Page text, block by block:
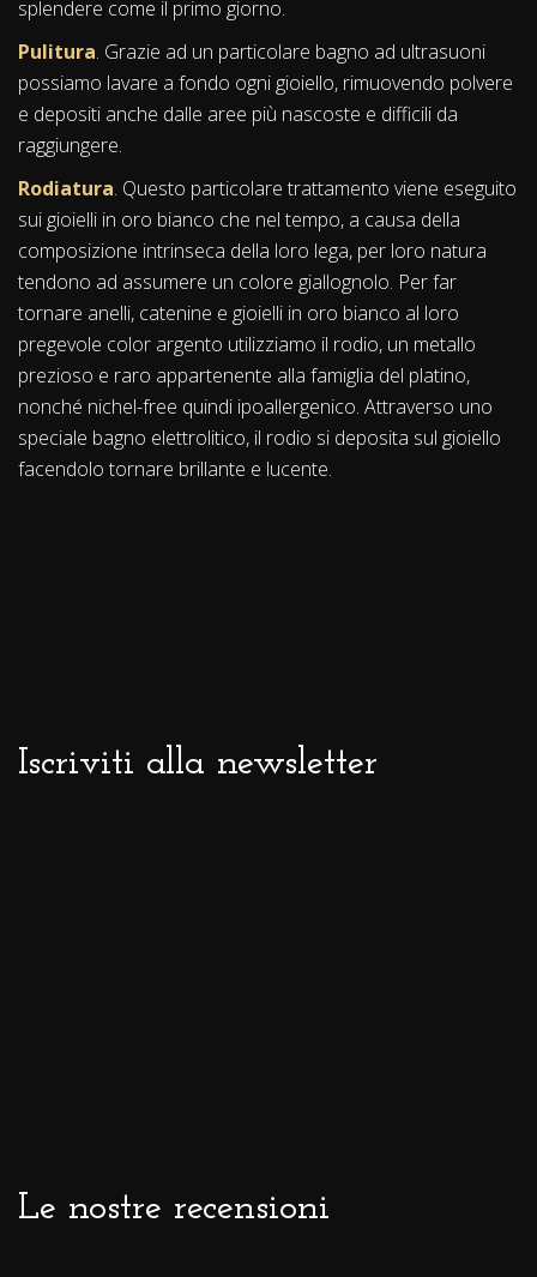
splendere come il primo giorno.
Pulitura. Grazie ad un particolare bagno ad ultrasuoni
possiamo lavare a fondo ogni gioiello, rimuovendo polvere
e depositi anche dalle aree più nascoste e difficili da
raggiungere.
Rodiatura. Questo particolare trattamento viene eseguito
sui gioielli in oro bianco che nel tempo, a causa della
composizione intrinseca della loro lega, per loro natura
tendono ad assumere un colore giallognolo. Per far
tornare anelli, catenine e gioielli in oro bianco al loro
pregevole color argento utilizziamo il rodio, un metallo
prezioso e raro appartenente alla famiglia del platino,
nonché nichel-free quindi ipoallergenico. Attraverso uno
speciale bagno elettrolitico, il rodio si deposita sul gioiello
facendolo tornare brillante e lucente.
Iscriviti alla newsletter
Le nostre recensioni